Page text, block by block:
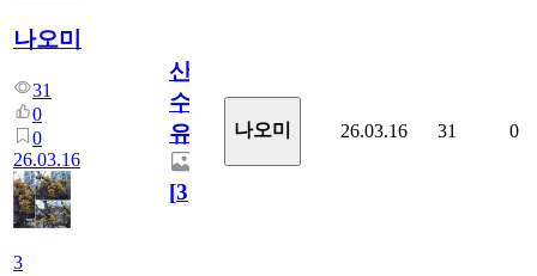
나오미
31
0
0
26.03.16
3
산
수
유
[3]
나오미 26.03.16 31 0